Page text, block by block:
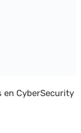
en CyberSecurity